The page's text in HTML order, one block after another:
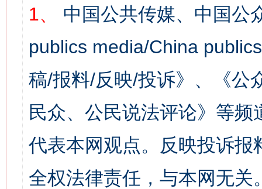
1、
中国公共传媒、中国公
publics media/China
稿/报料/反映/投诉》、《公
民众、公民说法评论》等
代表本网观点。反映投诉
全权法律责任，与本网无